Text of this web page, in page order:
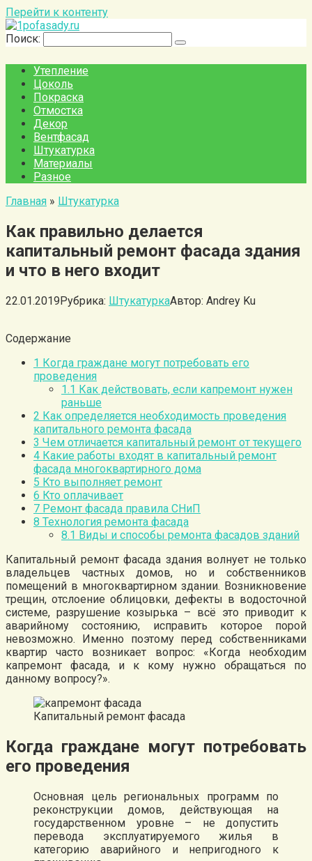
Перейти к контенту
Поиск:
Утепление
Цоколь
Покраска
Отмостка
Декор
Вентфасад
Штукатурка
Материалы
Разное
Главная » Штукатурка
Как правильно делается
капитальный ремонт фасада здания
и что в него входит
22.01.2019Рубрика: ШтукатуркаАвтор: Andrey Ku
Содержание
1 Когда граждане могут потребовать его
проведения
1.1 Как действовать, если капремонт нужен
раньше
2 Как определяется необходимость проведения
капитального ремонта фасада
3 Чем отличается капитальный ремонт от текущего
4 Какие работы входят в капитальный ремонт
фасада многоквартирного дома
5 Кто выполняет ремонт
6 Кто оплачивает
7 Ремонт фасада правила СНиП
8 Технология ремонта фасада
8.1 Виды и способы ремонта фасадов зданий
Капитальный ремонт фасада здания волнует не только
владельцев частных домов, но и собственников
помещений в многоквартирном здании. Возникновение
трещин, отслоение облицовки, дефекты в водосточной
системе, разрушение козырька – всё это приводит к
аварийному состоянию, исправить которое порой
невозможно. Именно поэтому перед собственниками
квартир часто возникает вопрос: «Когда необходим
капремонт фасада, и к кому нужно обращаться по
данному вопросу?».
Капитальный ремонт фасада
Когда граждане могут потребовать
его проведения
Основная цель региональных программ по
реконструкции домов, действующая на
государственном уровне – не допустить
перевода эксплуатируемого жилья в
категорию аварийного и непригодного к